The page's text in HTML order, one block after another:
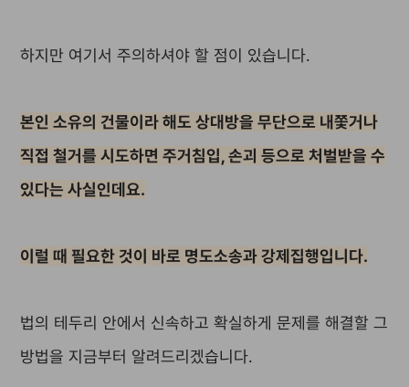
하지만 여기서 주의하셔야 할 점이 있습니다.
본인 소유의 건물이라 해도 상대방을 무단으로 내쫓거나
직접 철거를 시도하면 주거침입, 손괴 등으로 처벌받을 수
있다는 사실인데요.
이럴 때 필요한 것이 바로 명도소송과 강제집행입니다.
법의 테두리 안에서 신속하고 확실하게 문제를 해결할 그
방법을 지금부터 알려드리겠습니다.